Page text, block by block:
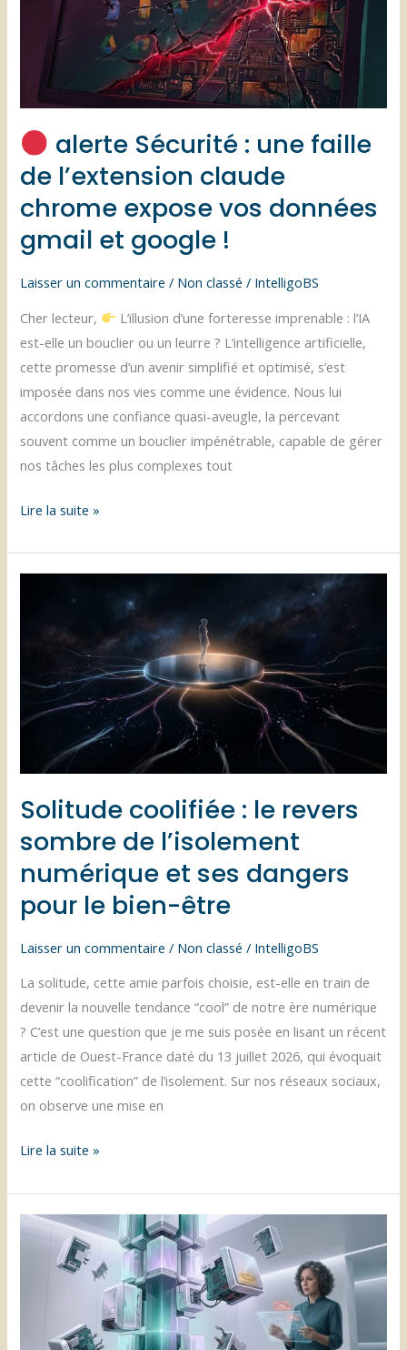
données
comment
l’éviteralerte Sécurité : une faille
de l’extension claude
chrome expose vos données
gmail et google !
Laisser un commentaire / Non classé / IntelligoBS
Cher lecteur,
L’illusion d’une forteresse imprenable : l’IA
est-elle un bouclier ou un leurre ? L’intelligence artificielle,
cette promesse d’un avenir simplifié et optimisé, s’est
imposée dans nos vies comme une évidence. Nous lui
accordons une confiance quasi-aveugle, la percevant
souvent comme un bouclier impénétrable, capable de gérer
nos tâches les plus complexes tout
Sécurité
l’extension
claude
chrome
expose
vos
données
et
google
!
Lire la suite »
Solitude coolifiée : le revers
sombre de l’isolement
numérique et ses dangers
pour le bien-être
Laisser un commentaire / Non classé / IntelligoBS
La solitude, cette amie parfois choisie, est-elle en train de
devenir la nouvelle tendance “cool” de notre ère numérique
? C’est une question que je me suis posée en lisant un récent
article de Ouest-France daté du 13 juillet 2026, qui évoquait
cette “coolification” de l’isolement. Sur nos réseaux sociaux,
on observe une mise en
Solitude
:
le
sombre
l’isolement
numérique
Lire la suite »